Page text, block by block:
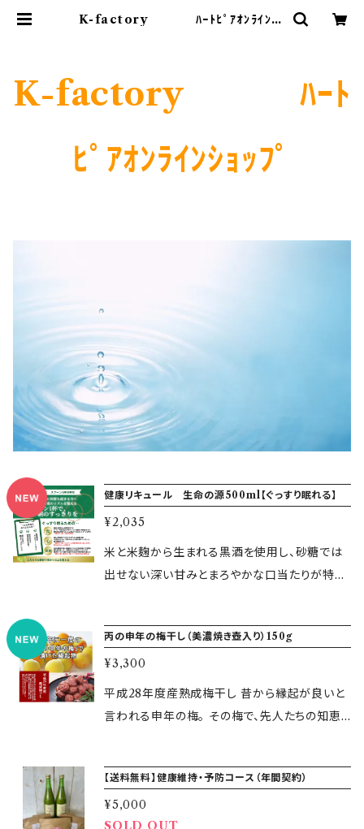
K-factory ﾊｰﾄﾋﾟｱｵﾝﾗｲﾝｼｮ
K-factory ﾊｰﾄ
ﾋﾟｱｵﾝﾗｲﾝｼｮｯﾌﾟ
健康リキュール 生命の源500ml【ぐっすり眠れる】
¥2,035
米と米麹から生まれる黒酒を使用し、砂糖では
出せない深い甘みとまろやかな口当たりが特徴
自然塩が甘さを引き締め、瀬戸内の柑橘とハー
ブがふわりと香る、余韻の長い自然派リキュール
です。夜のリズムを整え、すっきりとした朝をサポ
ートします。 ※お支払い完了日より3営業日以内
酒・蜂蜜・レモンピール・みかんピール・カモミー
ル・レモンバーム・コリアンダーシード・シナモン
スティック・感謝の塩 ▼保存方法 冷暗所に保存
丙の申年の梅干し（美濃焼き壺入り）150g
¥3,300
平成28年度産熟成梅干し 昔から縁起が良いと
言われる申年の梅。 その梅で、先人たちの知恵
した。 ミネラル不足の日本人には嬉しい、海から
のミネラルたっぷりです。 大切な方への贈り物に
【送料無料】健康維持・予防コース（年間契約）
¥5,000
SOLD OUT